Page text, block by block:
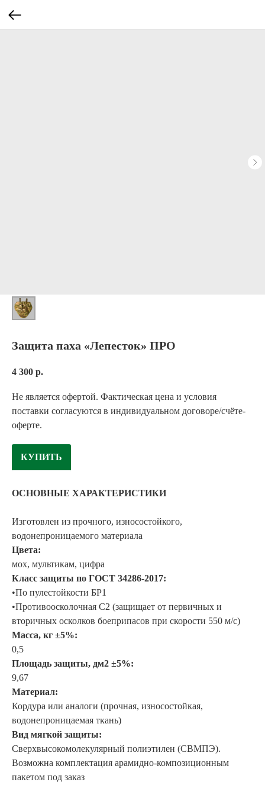
Защита паха «Лепесток» ПРО
4 300 р.
Не является офертой. Фактическая цена и условия
поставки согласуются в индивидуальном договоре/счёте-
оферте.
КУПИТЬ
ОСНОВНЫЕ ХАРАКТЕРИСТИКИ
Изготовлен из прочного, износостойкого,
водонепроницаемого материала
Цвета:
мох, мультикам, цифра
Класс защиты по ГОСТ 34286-2017:
•По пулестойкости БР1
•Противоосколочная С2 (защищает от первичных и
вторичных осколков боеприпасов при скорости 550 м/с)
Масса, кг ±5%:
0,5
Площадь защиты, дм2 ±5%:
9,67
Материал:
Кордура или аналоги (прочная, износостойкая,
водонепроницаемая ткань)
Вид мягкой защиты:
Сверхвысокомолекулярный полиэтилен (СВМПЭ).
Возможна комплектация арамидно-композиционным
пакетом под заказ